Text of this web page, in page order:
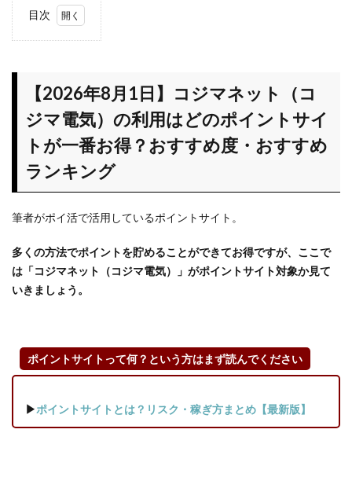
目次
日】コ
ジマネ
ット
（コジ
マ電
気）の
イント
が一番
お得？
おすす
キング
1.1
じめ
に】
【2026年8月1日】コジマネット（コ
ジマ電気）の利用はどのポイントサイ
トが一番お得？おすすめ度・おすすめ
ランキング
筆者がポイ活で活用しているポイントサイト。
多くの方法でポイントを貯めることができてお得ですが、ここで
は「コジマネット（コジマ電気）」がポイントサイト対象か見て
いきましょう。
ポイントサイトって何？という方はまず読んでください
▶ポイントサイトとは？リスク・稼ぎ方まとめ【最新版】